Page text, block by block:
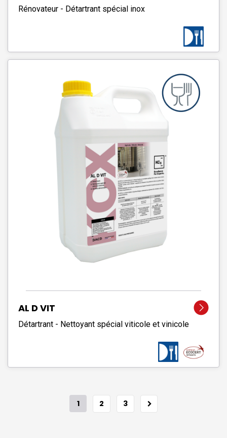
Rénovateur - Détartrant spécial inox
AL D VIT
Détartrant - Nettoyant spécial viticole et vinicole
1 2 3